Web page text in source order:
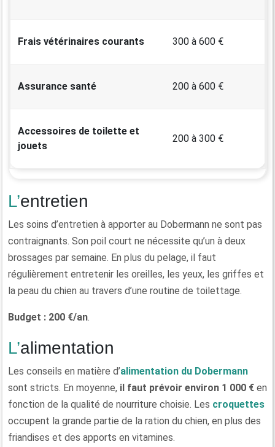
Frais vétérinaires courants 300 à 600 €
Assurance santé 200 à 600 €
Accessoires de toilette et
jouets
200 à 300 €
L’entretien
Les soins d’entretien à apporter au Dobermann ne sont pas
contraignants. Son poil court ne nécessite qu’un à deux
brossages par semaine. En plus du pelage, il faut
régulièrement entretenir les oreilles, les yeux, les griffes et
la peau du chien au travers d’une routine de toilettage.
Budget : 200 €/an.
L’alimentation
Les conseils en matière d’alimentation du Dobermann
sont stricts. En moyenne, il faut prévoir environ 1 000 € en
fonction de la qualité de nourriture choisie. Les croquettes
occupent la grande partie de la ration du chien, en plus des
friandises et des apports en vitamines.